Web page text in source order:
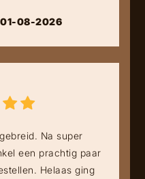
08-2026
Na super
een prachtig paar
Helaas ging